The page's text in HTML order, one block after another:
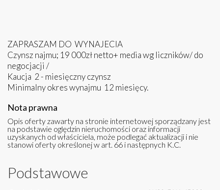
ZAPRASZAM DO WYNAJECIA
Czynsz najmu; 19 000zł netto+ media wg liczników/ do
negocjacji /
Kaucja 2 - miesięczny czynsz
Minimalny okres wynajmu 12 miesięcy.
Nota prawna
Opis oferty zawarty na stronie internetowej sporządzany jest
na podstawie oględzin nieruchomości oraz informacji
uzyskanych od właściciela, może podlegać aktualizacji i nie
stanowi oferty określonej w art. 66 i następnych K.C.
Podstawowe